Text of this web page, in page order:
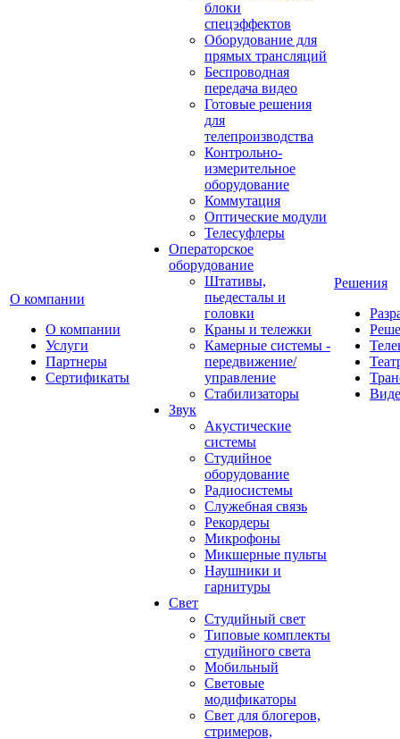
О компании
О компании
Услуги
Партнеры
Сертификаты
блоки
спецэффектов
Оборудование для
прямых трансляций
Беспроводная
передача видео
Готовые решения
для
телепроизводства
Контрольно-
измерительное
оборудование
Коммутация
Оптические модули
Телесуфлеры
Операторское
оборудование
Штативы,
пьедесталы и
головки
Краны и тележки
Камерные системы -
передвижение/
управление
Стабилизаторы
Звук
Акустические
системы
Студийное
оборудование
Радиосистемы
Служебная связь
Рекордеры
Микрофоны
Микшерные пульты
Наушники и
гарнитуры
Свет
Студийный свет
Типовые комплекты
студийного света
Мобильный
Световые
модификаторы
Свет для блогеров,
стримеров,
Решения